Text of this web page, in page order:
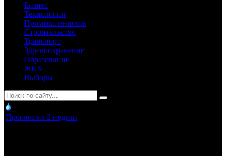
Бизнес
Технологии
Промышленность
Строительство
Транспорт
Здравоохранение
Образование
ЖКХ
Выборы
Прогноз на 2 недели